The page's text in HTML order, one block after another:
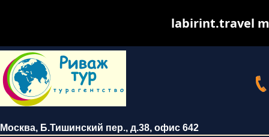
Москва, Б.Тишинский пер., д.38, офис 642
labirint.travel